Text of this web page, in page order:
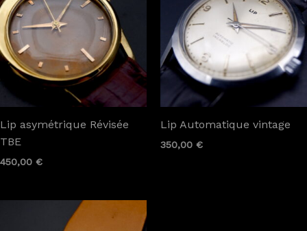
Lip asymétrique Révisée
TBE
450,00 €
Lip Automatique vintage
350,00 €